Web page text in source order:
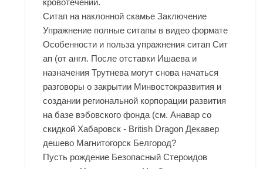
кровотечений.
Ситап на наклонной скамье Заключение
Упражнение полные ситапы в видео формате
Особенности и польза упражнения ситап Сит
ап (от англ. После отставки Ишаева и
назначения Трутнева могут снова начаться
разговоры о закрытии Минвостокразвития и
создании региональной корпорации развития
на базе вэбовского фонда (см. Анавар со
скидкой Хабаровск - British Dragon Декавер
дешево Магнитогорск Белгород?
Пусть рождение Безопасный Стероидов